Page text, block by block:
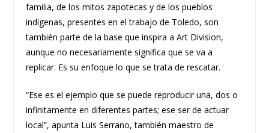
familia, de los mitos zapotecas y de los pueblos
indígenas, presentes en el trabajo de Toledo, son
también parte de la base que inspira a Art Division,
aunque no necesariamente significa que se va a
replicar. Es su enfoque lo que se trata de rescatar.
“Ese es el ejemplo que se puede reproducir una, dos o
infinitamente en diferentes partes; ese ser de actuar
local”, apunta Luis Serrano, también maestro de